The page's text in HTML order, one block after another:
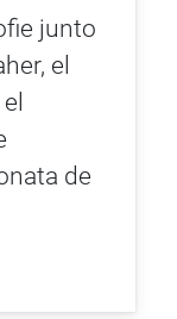
junto
el
de